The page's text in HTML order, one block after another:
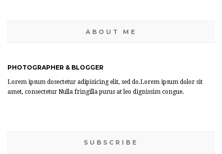
ABOUT ME
PHOTOGRAPHER & BLOGGER
Lorem ipsum dosectetur adipisicing elit, sed do.Lorem ipsum dolor sit
amet, consectetur Nulla fringilla purus at leo dignissim congue.
SUBSCRIBE